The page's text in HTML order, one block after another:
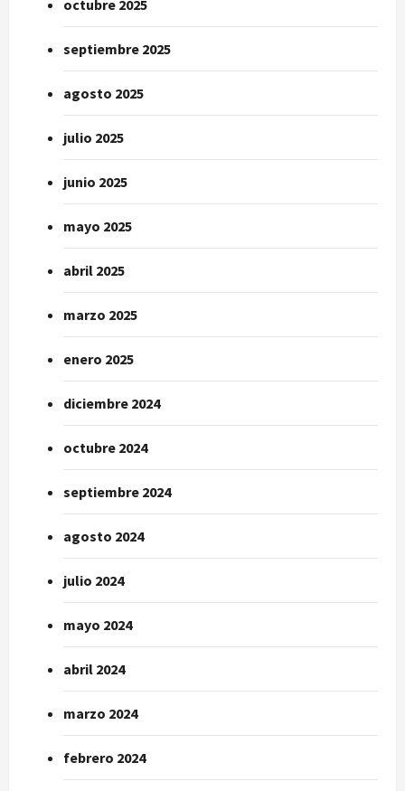
octubre 2025
septiembre 2025
agosto 2025
julio 2025
junio 2025
mayo 2025
abril 2025
marzo 2025
enero 2025
diciembre 2024
octubre 2024
septiembre 2024
agosto 2024
julio 2024
mayo 2024
abril 2024
marzo 2024
febrero 2024